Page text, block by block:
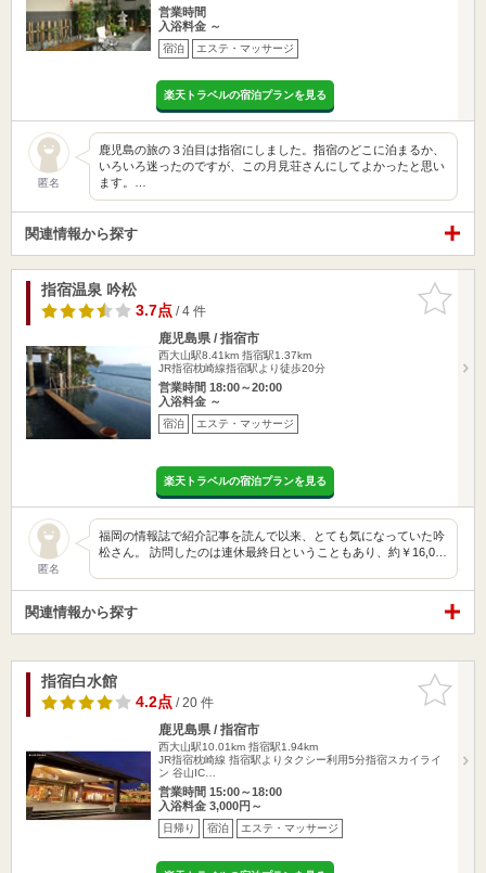
営業時間
入浴料金 ～
宿泊 エステ・マッサージ
楽天トラベルの宿泊プランを見る
匿名
鹿児島の旅の３泊目は指宿にしました。指宿のどこに泊まるか、
いろいろ迷ったのですが、この月見荘さんにしてよかったと思い
ます。…
関連情報から探す
お気に入
りに追加
指宿温泉 吟松
3.7点/ 4 件
鹿児島県 / 指宿市
西大山駅8.41km 指宿駅1.37km
JR指宿枕崎線指宿駅より徒歩20分
営業時間 18:00～20:00
入浴料金 ～
宿泊 エステ・マッサージ
楽天トラベルの宿泊プランを見る
匿名
福岡の情報誌で紹介記事を読んで以来、とても気になっていた吟
松さん。 訪問したのは連休最終日ということもあり、約￥16,0…
関連情報から探す
お気に入
りに追加
指宿白水館
4.2点/ 20 件
鹿児島県 / 指宿市
西大山駅10.01km 指宿駅1.94km
JR指宿枕崎線 指宿駅よりタクシー利用5分指宿スカイライ
ン 谷山IC…
営業時間 15:00～18:00
入浴料金 3,000円～
日帰り 宿泊 エステ・マッサージ